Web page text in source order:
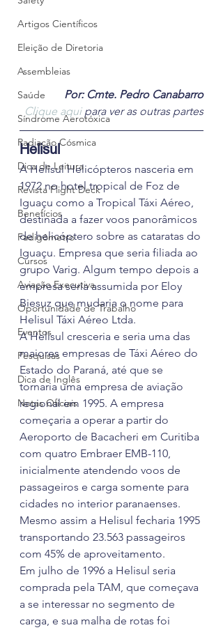
Artigos Científicos
Eleição de Diretoria
Assembleias
Saúde
Síndrome Aerotóxica
Radiação Cósmica
Dica de Leitura
Revista Flight Deck
Benefícios
Fadigômetro
Cursos
Aviação Executiva
Oportunidade de Trabalho
Eventos
Pesquisas
Dica de Inglês
Notas Oficiais
Por: Cmte. Pedro Canabarro
Clique aqui para ver as outras partes
Helisul
A Helisul Helicópteros nasceria em
1972 no hotel tropical de Foz de
Iguaçu como a Tropical Táxi Aéreo,
destinada a fazer voos panorâmicos
de helicóptero sobre as cataratas do
Iguaçu. Empresa que seria filiada ao
grupo Varig. Algum tempo depois a
empresa seria assumida por Eloy
Biesuz que mudaria o nome para
Helisul Táxi Aéreo Ltda.
A Helisul cresceria e seria uma das
maiores empresas de Táxi Aéreo do
Estado do Paraná, até que se
tornaria uma empresa de aviação
regional em 1995. A empresa
começaria a operar a partir do
Aeroporto de Bacacheri em Curitiba
com quatro Embraer EMB-110,
inicialmente atendendo voos de
passageiros e carga somente para
cidades no interior paranaenses.
Mesmo assim a Helisul fecharia 1995
transportando 23.563 passageiros
com 45% de aproveitamento.
Em julho de 1996 a Helisul seria
comprada pela TAM, que começava
a se interessar no segmento de
carga, e sua malha de rotas foi